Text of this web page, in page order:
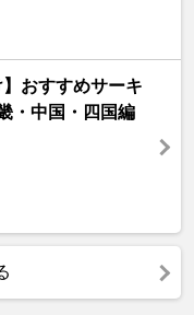
】おすすめサーキ
・中国・四国編